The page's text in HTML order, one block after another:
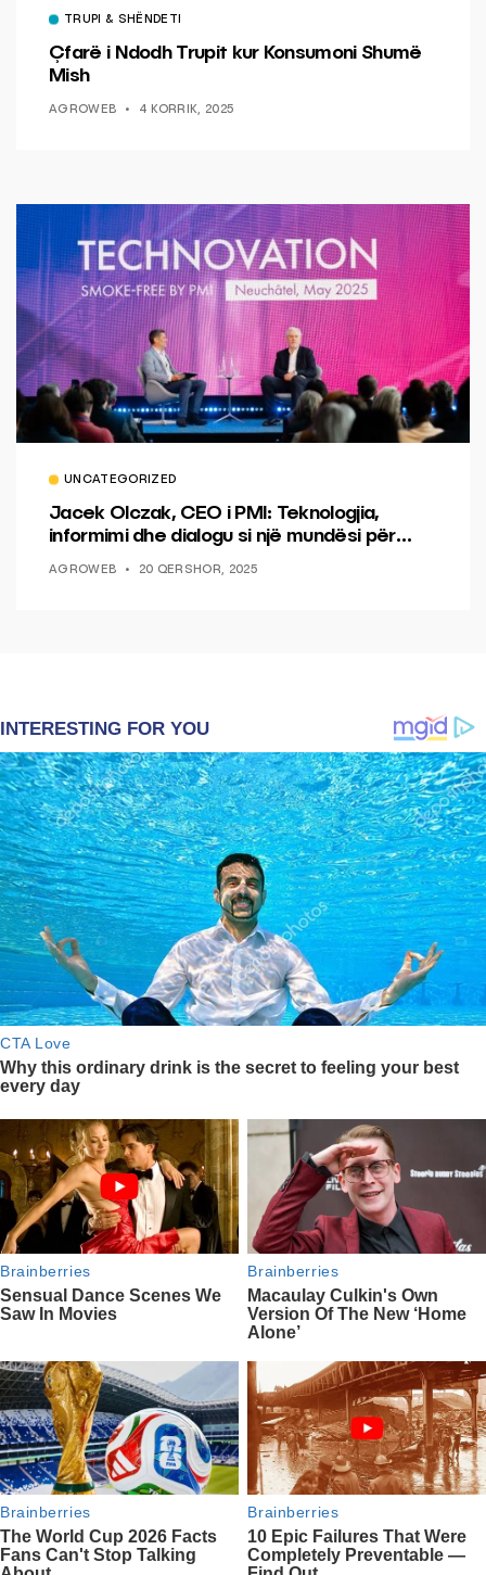
TRUPI & SHËNDETI
Çfarë i Ndodh Trupit kur Konsumoni Shumë
Mish
AGROWEB 4 KORRIK, 2025
UNCATEGORIZED
Jacek Olczak, CEO i PMI: Teknologjia,
informimi dhe dialogu si një mundësi për
AGROWEB 20 QERSHOR, 2025